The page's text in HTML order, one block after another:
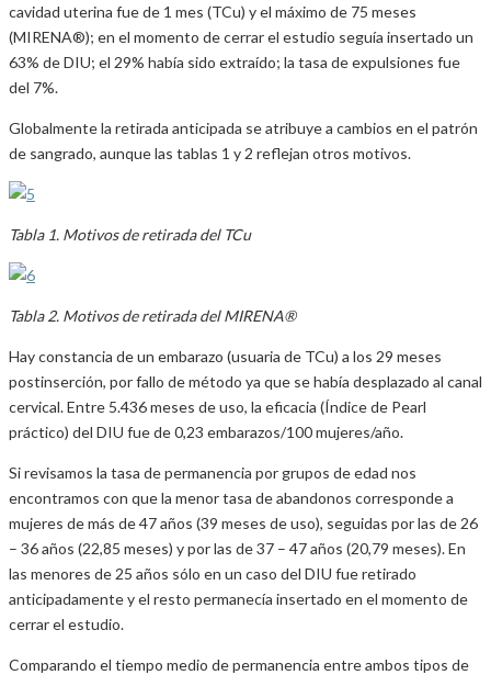
cavidad uterina fue de 1 mes (TCu) y el máximo de 75 meses
(MIRENA®); en el momento de cerrar el estudio seguía insertado un
63% de DIU; el 29% había sido extraído; la tasa de expulsiones fue
del 7%.
Globalmente la retirada anticipada se atribuye a cambios en el patrón
de sangrado, aunque las tablas 1 y 2 reflejan otros motivos.
Tabla 1. Motivos de retirada del TCu
Tabla 2. Motivos de retirada del MIRENA®
Hay constancia de un embarazo (usuaria de TCu) a los 29 meses
postinserción, por fallo de método ya que se había desplazado al canal
cervical. Entre 5.436 meses de uso, la eficacia (Índice de Pearl
práctico) del DIU fue de 0,23 embarazos/100 mujeres/año.
Si revisamos la tasa de permanencia por grupos de edad nos
encontramos con que la menor tasa de abandonos corresponde a
mujeres de más de 47 años (39 meses de uso), seguidas por las de 26
– 36 años (22,85 meses) y por las de 37 – 47 años (20,79 meses). En
las menores de 25 años sólo en un caso del DIU fue retirado
anticipadamente y el resto permanecía insertado en el momento de
cerrar el estudio.
Comparando el tiempo medio de permanencia entre ambos tipos de